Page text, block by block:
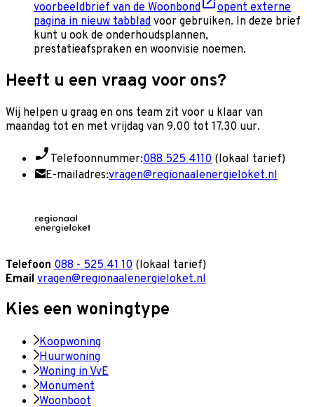
voorbeeldbrief van de Woonbond
opent externe
pagina in nieuw tabblad voor gebruiken. In deze brief
kunt u ook de onderhoudsplannen,
prestatieafspraken en woonvisie noemen.
Heeft u een vraag voor ons?
Wij helpen u graag en ons team zit voor u klaar van
maandag tot en met vrijdag van 9.00 tot 17.30 uur.
Telefoonnummer:088 525 4110 (lokaal tarief)
E-mailadres:vragen@regionaalenergieloket.nl
Telefoon 088 - 525 41 10 (lokaal tarief)
Email vragen@regionaalenergieloket.nl
Kies een woningtype
Koopwoning
Huurwoning
Woning in VvE
Monument
Woonboot